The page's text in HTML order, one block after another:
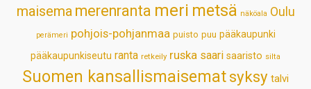
maisema merenranta meri metsä näköala Oulu
perämeri pohjois-pohjanmaa puisto puu pääkaupunki
pääkaupunkiseutu ranta retkeily ruska saari saaristo silta
Suomen kansallismaisematsyksy talvi